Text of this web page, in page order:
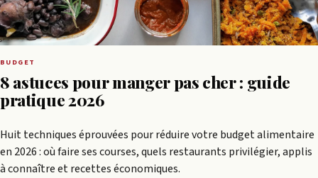
BUDGET
8 astuces pour manger pas cher : guide
pratique 2026
Huit techniques éprouvées pour réduire votre budget alimentaire
en 2026 : où faire ses courses, quels restaurants privilégier, applis
à connaître et recettes économiques.